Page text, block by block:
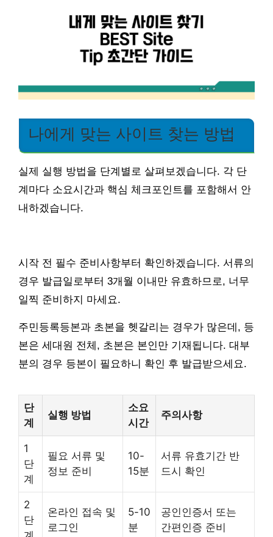
나에게 맞는 사이트 찾는 방법
실제 실행 방법을 단계별로 살펴보겠습니다. 각 단
계마다 소요시간과 핵심 체크포인트를 포함해서 안
내하겠습니다.
시작 전 필수 준비사항부터 확인하겠습니다. 서류의
경우 발급일로부터 3개월 이내만 유효하므로, 너무
일찍 준비하지 마세요.
주민등록등본과 초본을 헷갈리는 경우가 많은데, 등
본은 세대원 전체, 초본은 본인만 기재됩니다. 대부
분의 경우 등본이 필요하니 확인 후 발급받으세요.
단
계
실행 방법
소요
시간
주의사항
1
단
계
필요 서류 및
정보 준비
10-
15분
서류 유효기간 반
드시 확인
2
단
온라인 접속 및
로그인
5-10
분
공인인증서 또는
간편인증 준비